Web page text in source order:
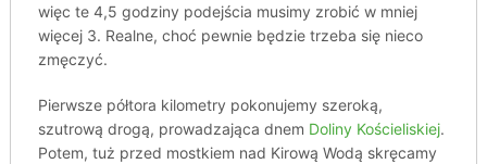
więc te 4,5 godziny podejścia musimy zrobić w mniej
więcej 3. Realne, choć pewnie będzie trzeba się nieco
zmęczyć.
Pierwsze półtora kilometry pokonujemy szeroką,
szutrową drogą, prowadzająca dnem Doliny Kościeliskiej.
Potem, tuż przed mostkiem nad Kirową Wodą skręcamy